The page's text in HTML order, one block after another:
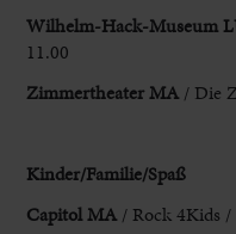
Wilhelm-Hack-Museum
11.00
Zimmertheater MA / Die
Kinder/Familie/Spaß
Capitol MA / Rock 4Kids